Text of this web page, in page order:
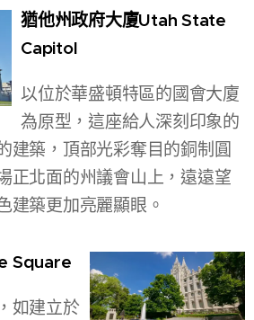
猶他州政府大廈Utah State
Capitol
以位於華盛頓特區的國會大廈
為原型，這座給人深刻印象的
建築，頂部光彩奪目的銅制圓
正北面的州議會山上，遠遠望
建築更加亮麗顯眼。
Square
如建立於